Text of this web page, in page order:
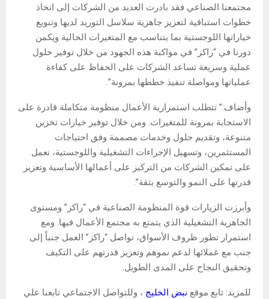
مجتمعنا الصناعي فقد بادرت العديد من الشركات إلى اتخاذ
خطوات استباقية لتعزيز جاهزية سلاسل التوريد لديها وتنويع
خياراتها اللوجستية بما يتناسب مع المتغيرات الحالية ويكمن
دورنا في “راكز” في مواكبة هذه الجهود من خلال توفير حلول
عملية وسريعة تساعد الشركات على الحفاظ على كفاءة
عملياتها ومواصلة تنفيذ خططها بمرونة”.
وأضاف:” تتطلب استمرارية الأعمال منظومة متكاملة قادرة على
الاستجابة بمرونة للمتغيرات. ومن خلال توفير خيارات تخزين
متنوعة، وتقديم حلول وخدمات مصممة وفق احتياجات
المستثمرين، وتسهيل الإجراءات التشغيلية واللوجستية، نعمل
على تمكين الشركات من التركيز على أعمالها الأساسية وتعزيز
قدرتها على النمو والتوسع بثقة”.
وأبرزت الزيارات قوة المنظومة الصناعية في “راكز” ومستوى
الجاهزية التشغيلية الذي يتمتع به مجتمع الأعمال فيها. ومع
استمرار تطور ظروف الأسواق، تواصل “راكز” العمل جنباً إلى
جنب مع عملائها لدعم نموهم وتعزيز قدرتهم على التكيف
وتحقيق النجاح على المدى الطويل.
للمزيد: تابع موقع نبض الخليج ، وللتواصل الاجتماعي تابعنا علي